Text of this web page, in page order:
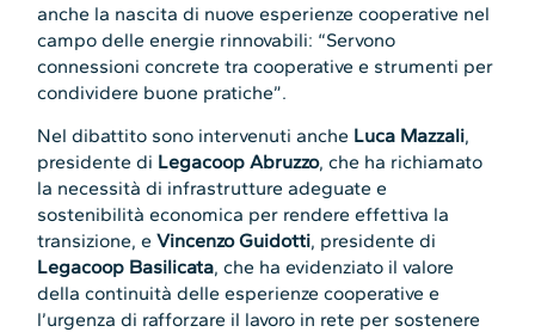
anche la nascita di nuove esperienze cooperative nel
campo delle energie rinnovabili: “Servono
connessioni concrete tra cooperative e strumenti per
condividere buone pratiche”.
Nel dibattito sono intervenuti anche Luca Mazzali,
presidente di Legacoop Abruzzo, che ha richiamato
la necessità di infrastrutture adeguate e
sostenibilità economica per rendere effettiva la
transizione, eVincenzo Guidotti, presidente di
Legacoop Basilicata, che ha evidenziato il valore
della continuità delle esperienze cooperative e
l’urgenza di rafforzare il lavoro in rete per sostenere